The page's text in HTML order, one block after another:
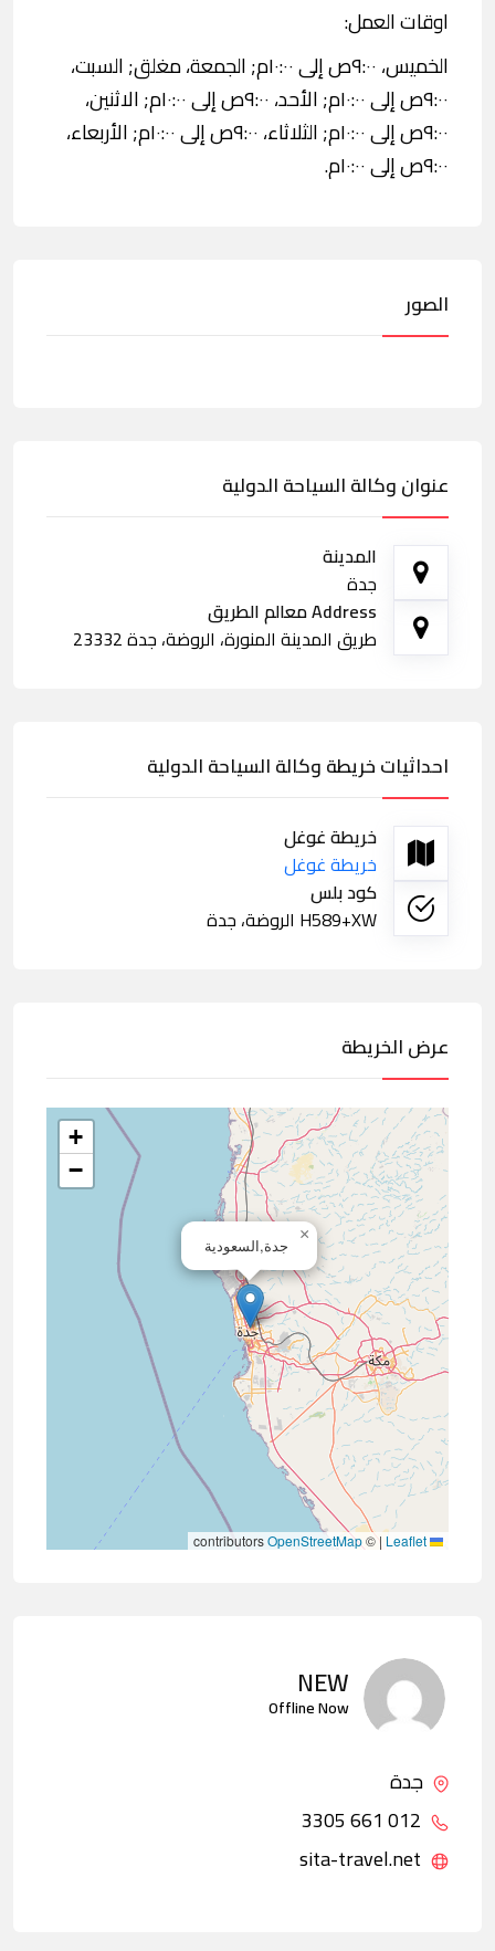
اوقات العمل:
الخميس، ٩:٠٠ص إلى ١٠:٠٠م; الجمعة، مغلق; السبت،
٩:٠٠ص إلى ١٠:٠٠م; الأحد، ٩:٠٠ص إلى ١٠:٠٠م; الاثنين،
٩:٠٠ص إلى ١٠:٠٠م; الثلاثاء، ٩:٠٠ص إلى ١٠:٠٠م; الأربعاء،
٩:٠٠ص إلى ١٠:٠٠م.
الصور
عنوان وكالة السياحة الدولية
المدينة
جدة
Address معالم الطريق
طريق المدينة المنورة، الروضة، جدة 23332
احداثيات خريطة وكالة السياحة الدولية
خريطة غوغل
خريطة غوغل
كود بلس
H589+XW الروضة، جدة
عرض الخريطة
جدة,السعودية
×
+
−
|
©
OpenStreetMap
NEW
Offline Now
جدة